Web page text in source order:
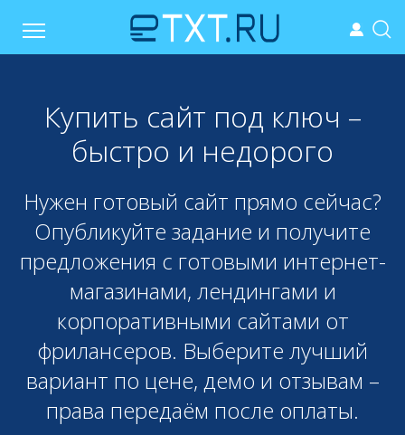
Купить сайт под ключ –
быстро и недорого
Нужен готовый сайт прямо сейчас?
Опубликуйте задание и получите
предложения с готовыми интернет-
магазинами, лендингами и
корпоративными сайтами от
фрилансеров. Выберите лучший
вариант по цене, демо и отзывам –
права передаём после оплаты.